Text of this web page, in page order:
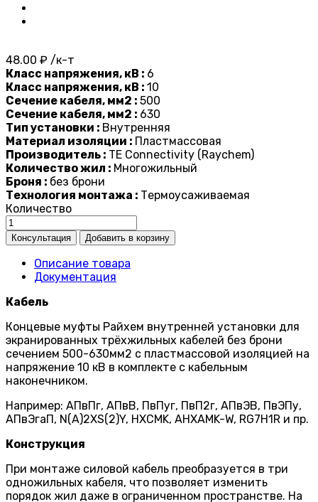
48.00 ₽ /к-т
Класс напряжения, кВ : 6
Класс напряжения, кВ : 10
Сечение кабеля, мм2 : 500
Сечение кабеля, мм2 : 630
Тип установки : Внутренняя
Материал изоляции : Пластмассовая
Производитель : TE Connectivity (Raychem)
Количество жил : Многожильный
Броня : без брони
Технология монтажа : Термоусаживаемая
Количество
Описание товара
Документация
Кабель
Концевые муфты Райхем внутренней установки для
экранированных трёхжильных кабелей без брони
сечением 500-630мм2 с пластмассовой изоляцией на
напряжение 10 кВ в комплекте с кабельным
наконечником.
Например: АПвПг, АПвВ, ПвПуг, ПвП2г, АПвЭВ, ПвЭПу,
АПвЭгаП, N(A)2XS(2)Y, HXCMK, AHXAMK-W, RG7H1R и пр.
Конструкция
При монтаже силовой кабель преобразуется в три
одножиль­ных кабеля, что позволяет изменить
порядок жил даже в ограниченном пространстве. На